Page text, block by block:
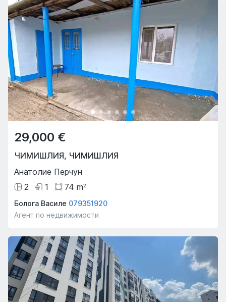
29,000 €
ЧИМИШЛИЯ, ЧИМИШЛИЯ
Анатолие Перчун
2
1 74 m2
Болога Василе 079351920
Агент по недвижимости